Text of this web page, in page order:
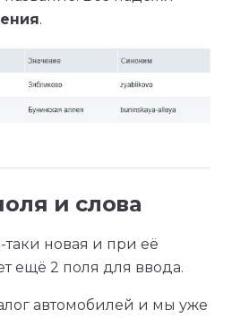
.
и слова
новая и при её
ещё 2 поля для ввода.
автомобилей и мы уже